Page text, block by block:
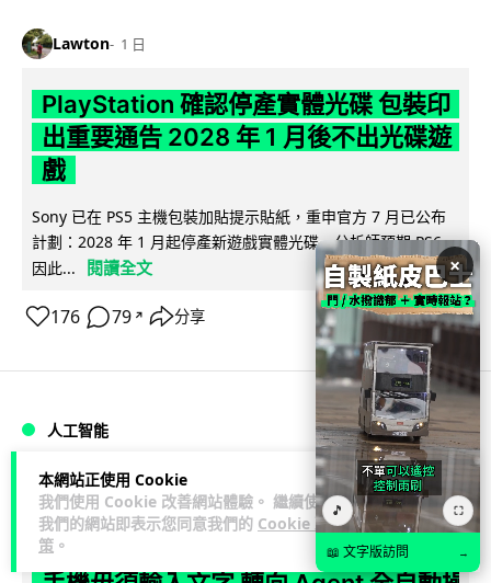
本網站正使用 Cookie
我們使用 Cookie 改善網站體驗。 繼續使用
我們的網站即表示您同意我們的 Cookie 政
策 。
Lawton 1 日
PlayStation 確認停產實體光碟 包裝印
出重要通告 2028 年 1 月後不出光碟遊
戲
Sony 已在 PS5 主機包裝加貼提示貼紙，重申官方 7 月已公布
計劃：2028 年 1 月起停產新遊戲實體光碟。分析師預期 PS6
因此...
閱讀全文
176 79 ↗ 分享
人工智能
Vin 1 日
Samsung 展示 Galaxy AI 新方向 未來
×
🎵 ⛶
📖 文字版訪問 →